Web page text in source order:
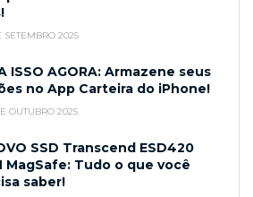
SETEMBRO 2025
ISSO AGORA: Armazene seus
no App Carteira do iPhone!
OUTUBRO 2025
SSD Transcend ESD420
MagSafe: Tudo o que você
saber!